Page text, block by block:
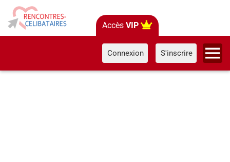
Accès VIP
Connexion S'inscrire